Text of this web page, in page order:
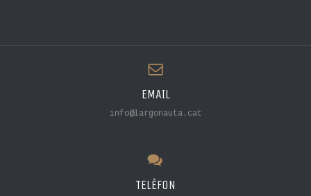
EMAIL
info@largonauta.cat
TELÈFON